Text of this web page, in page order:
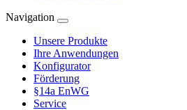
Navigation
Unsere Produkte
Ihre Anwendungen
Konfigurator
Förderung
§14a EnWG
Service